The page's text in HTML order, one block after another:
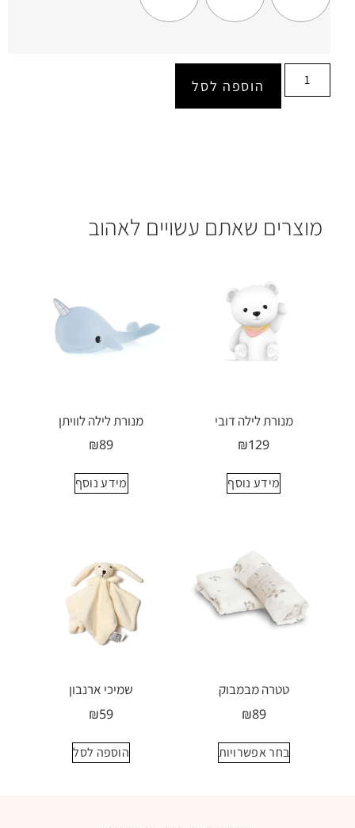
הוספה לסל
מוצרים שאתם עשויים לאהוב
מנורת לילה דובי
₪129
מידע נוסף
מנורת לילה לוויתן
₪89
מידע נוסף
טטרה מבמבוק
₪89
בחר אפשרויות
שמיכי ארנבון
₪59
הוספה לסל